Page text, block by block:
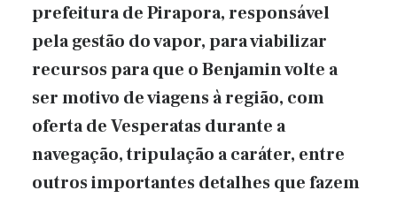
prefeitura de Pirapora, responsável
pela gestão do vapor, para viabilizar
recursos para que o Benjamin volte a
ser motivo de viagens à região, com
oferta de Vesperatas durante a
navegação, tripulação a caráter, entre
outros importantes detalhes que fazem